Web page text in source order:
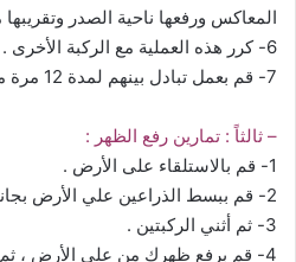
المعاكس ورفعها ناحية الصدر
6- كرر هذه العملية مع الركبة الأخرى .
7- قم بعمل تبادل بينهم لمدة 12 مرة متتالية .
– ثالثاً : تمارين رفع الظهر :
1- قم بالاستلقاء على الأرض .
2- قم ببسط الذراعين علي الأرض بجانب جسمك .
3- ثم أثني الركبتين .
4- قم برفع ظهرك من على الأرض ،